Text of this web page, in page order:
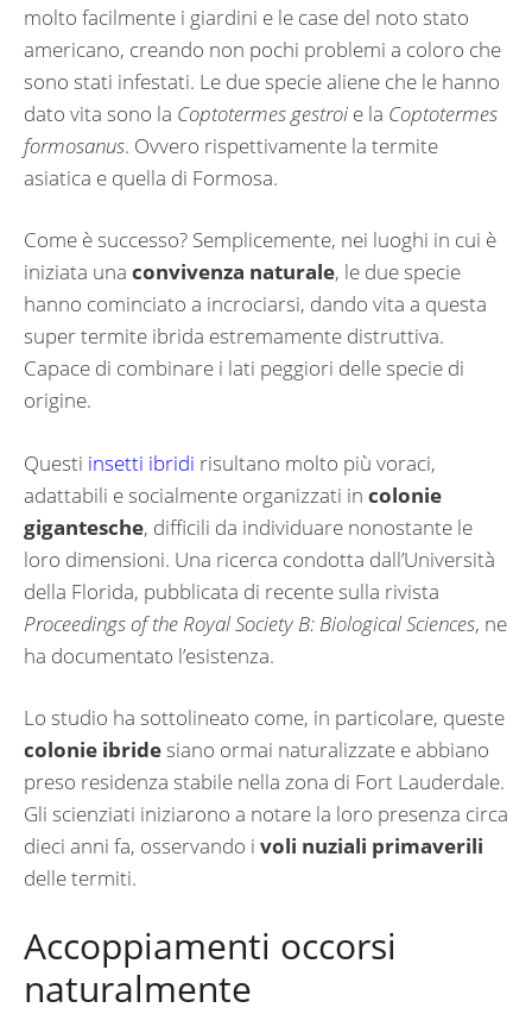
molto facilmente i giardini e le case del noto stato
americano, creando non pochi problemi a coloro che
sono stati infestati. Le due specie aliene che le hanno
dato vita sono la Coptotermes gestroi e la Coptotermes
formosanus. Ovvero rispettivamente la termite
asiatica e quella di Formosa.
Come è successo? Semplicemente, nei luoghi in cui è
iniziata una convivenza naturale, le due specie
hanno cominciato a incrociarsi, dando vita a questa
super termite ibrida estremamente distruttiva.
Capace di combinare i lati peggiori delle specie di
origine.
Questi insetti ibridi risultano molto più voraci,
adattabili e socialmente organizzati in colonie
gigantesche, difficili da individuare nonostante le
loro dimensioni. Una ricerca condotta dall’Università
della Florida, pubblicata di recente sulla rivista
Proceedings of the Royal Society B: Biological Sciences, ne
ha documentato l’esistenza.
Lo studio ha sottolineato come, in particolare, queste
colonie ibridesiano ormai naturalizzate e abbiano
preso residenza stabile nella zona di Fort Lauderdale.
Gli scienziati iniziarono a notare la loro presenza circa
dieci anni fa, osservando i voli nuziali primaverili
delle termiti.
Accoppiamenti occorsi
naturalmente